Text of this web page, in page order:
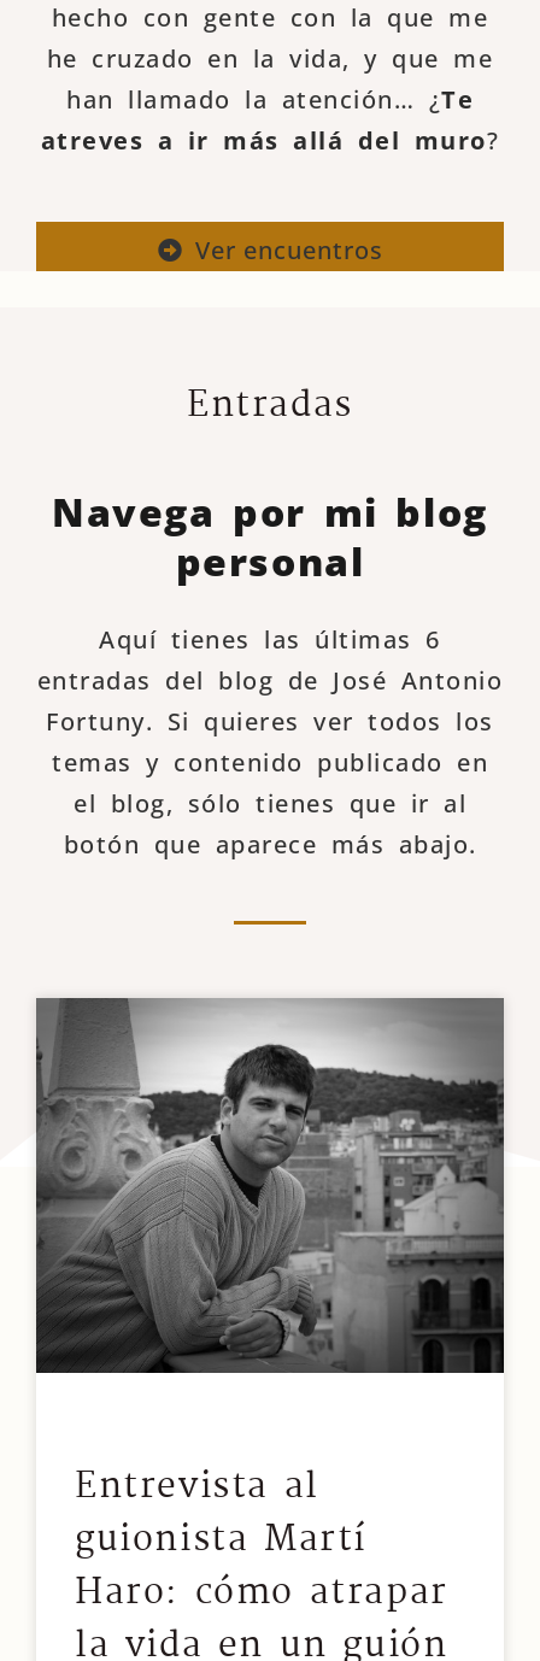
hecho con gente con la que me
he cruzado en la vida, y que me
han llamado la atención… ¿Te
atreves a ir más allá del muro?
Ver encuentros
Entradas
Navega por mi blog
personal
Aquí tienes las últimas 6
entradas del blog de José Antonio
Fortuny. Si quieres ver todos los
temas y contenido publicado en
el blog, sólo tienes que ir al
botón que aparece más abajo.
Entrevista al
guionista Martí
Haro: cómo atrapar
la vida en un guión